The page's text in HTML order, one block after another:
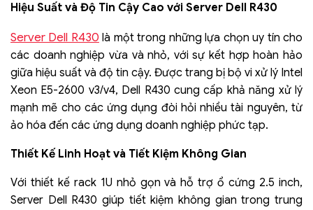
Hiệu Suất và Độ Tin Cậy Cao với Server Dell R430
Server Dell R430 là một trong những lựa chọn uy tín cho
các doanh nghiệp vừa và nhỏ, với sự kết hợp hoàn hảo
giữa hiệu suất và độ tin cậy. Được trang bị bộ vi xử lý Intel
Xeon E5-2600 v3/v4, Dell R430 cung cấp khả năng xử lý
mạnh mẽ cho các ứng dụng đòi hỏi nhiều tài nguyên, từ
ảo hóa đến các ứng dụng doanh nghiệp phức tạp.
Thiết Kế Linh Hoạt và Tiết Kiệm Không Gian
Với thiết kế rack 1U nhỏ gọn và hỗ trợ ổ cứng 2.5 inch,
Server Dell R430 giúp tiết kiệm không gian trong trung